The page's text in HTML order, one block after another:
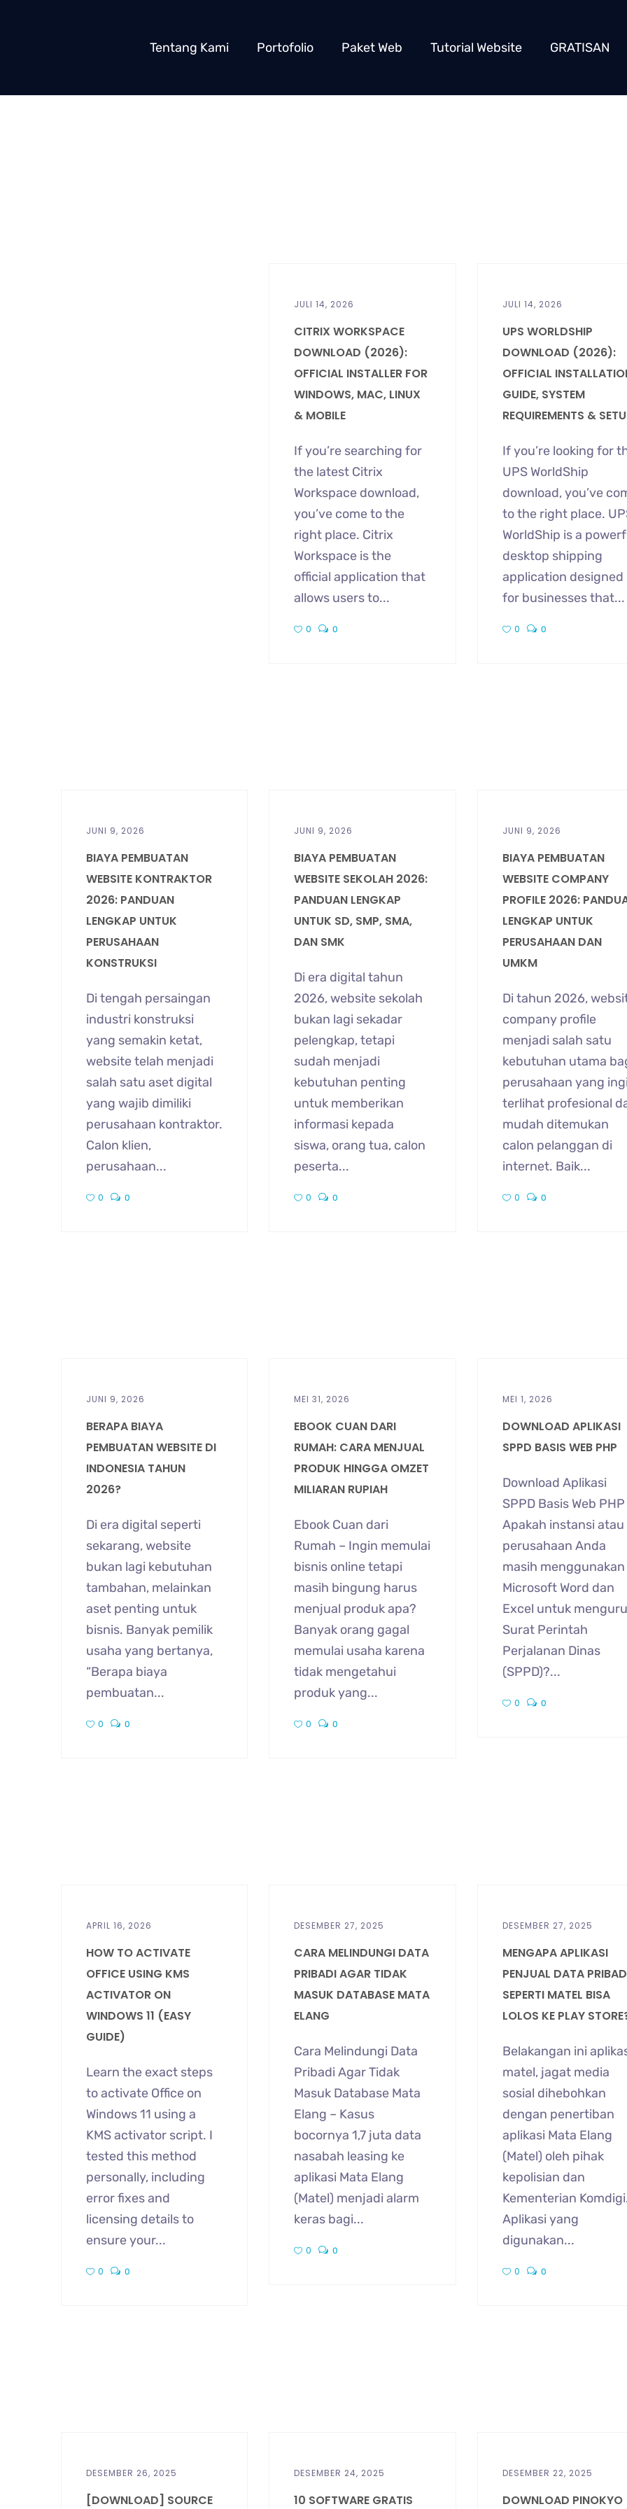
Tentang Kami Portofolio Paket Web Tutorial Website GRATISAN
JULI 14, 2026
CITRIX WORKSPACE
DOWNLOAD (2026):
OFFICIAL INSTALLER FOR
WINDOWS, MAC, LINUX
& MOBILE
If you’re searching for
the latest Citrix
Workspace download,
you’ve come to the
right place. Citrix
Workspace is the
official application that
allows users to...
0 0
JULI 14, 2026
UPS WORLDSHIP
DOWNLOAD (2026):
OFFICIAL
GUIDE, SYSTEM
REQUIREMENTS &
If you’re looking for
UPS WorldShip
download, you’ve
to the right place.
WorldShip is a
desktop shipping
application designed
for businesses that...
0 0
JUNI 9, 2026
BIAYA PEMBUATAN
WEBSITE KONTRAKTOR
2026: PANDUAN
LENGKAP UNTUK
PERUSAHAAN
KONSTRUKSI
Di tengah persaingan
industri konstruksi
yang semakin ketat,
website telah menjadi
salah satu aset digital
yang wajib dimiliki
perusahaan kontraktor.
Calon klien,
perusahaan...
0 0
JUNI 9, 2026
BIAYA PEMBUATAN
WEBSITE SEKOLAH 2026:
PANDUAN LENGKAP
UNTUK SD, SMP, SMA,
DAN SMK
Di era digital tahun
2026, website sekolah
bukan lagi sekadar
pelengkap, tetapi
sudah menjadi
kebutuhan penting
untuk memberikan
informasi kepada
siswa, orang tua, calon
peserta...
0 0
JUNI 9, 2026
BIAYA PEMBUATAN
WEBSITE COMPANY
PROFILE 2026:
LENGKAP UNTUK
PERUSAHAAN DAN
UMKM
Di tahun 2026,
company profile
menjadi salah satu
kebutuhan utama
perusahaan yang
terlihat profesional
mudah ditemukan
calon pelanggan di
internet. Baik...
0 0
JUNI 9, 2026
BERAPA BIAYA
PEMBUATAN WEBSITE DI
INDONESIA TAHUN
2026?
Di era digital seperti
sekarang, website
bukan lagi kebutuhan
tambahan, melainkan
aset penting untuk
bisnis. Banyak pemilik
usaha yang bertanya,
“Berapa biaya
pembuatan...
0 0
MEI 31, 2026
EBOOK CUAN DARI
RUMAH: CARA MENJUAL
PRODUK HINGGA OMZET
MILIARAN RUPIAH
Ebook Cuan dari
Rumah – Ingin memulai
bisnis online tetapi
masih bingung harus
menjual produk apa?
Banyak orang gagal
memulai usaha karena
tidak mengetahui
produk yang...
0 0
MEI 1, 2026
DOWNLOAD APLIKASI
SPPD BASIS WEB PHP
Download Aplikasi
SPPD Basis Web
Apakah instansi atau
perusahaan Anda
masih menggunakan
Microsoft Word dan
Excel untuk
Surat Perintah
Perjalanan Dinas
(SPPD)?...
0 0
APRIL 16, 2026
HOW TO ACTIVATE
OFFICE USING KMS
ACTIVATOR ON
WINDOWS 11 (EASY
GUIDE)
Learn the exact steps
to activate Office on
Windows 11 using a
KMS activator script. I
tested this method
personally, including
error fixes and
licensing details to
ensure your...
0 0
DESEMBER 27, 2025
CARA MELINDUNGI DATA
PRIBADI AGAR TIDAK
MASUK DATABASE MATA
ELANG
Cara Melindungi Data
Pribadi Agar Tidak
Masuk Database Mata
Elang – Kasus
bocornya 1,7 juta data
nasabah leasing ke
aplikasi Mata Elang
(Matel) menjadi alarm
keras bagi...
0 0
DESEMBER 27, 2025
MENGAPA APLIKASI
PENJUAL DATA
SEPERTI MATEL BISA
LOLOS KE PLAY
Belakangan ini
matel, jagat media
sosial dihebohkan
dengan penertiban
aplikasi Mata Elang
(Matel) oleh pihak
kepolisian dan
Kementerian
Aplikasi yang
digunakan...
0 0
DESEMBER 26, 2025
[DOWNLOAD] SOURCE
DESEMBER 24, 2025
10 SOFTWARE GRATIS
DESEMBER 22, 2025
DOWNLOAD PINOKYO